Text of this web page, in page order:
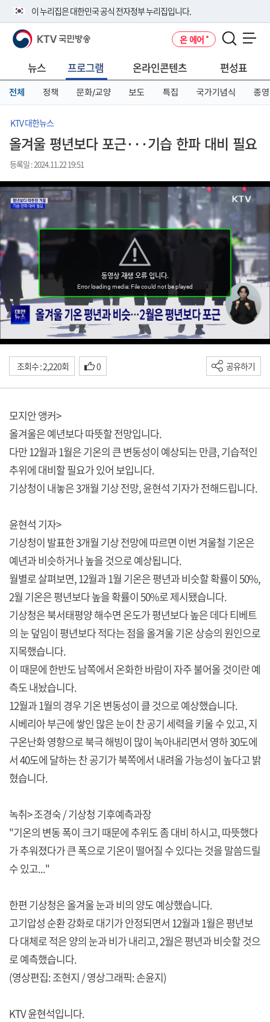
이 누리집은 대한민국 공식 전자정부 누리집입니다.
공식 누리집 주소 확인하기
니다.
이밖에 or.kr 또는 .kr등 다른 도메인 주소를 사용하고 있다면 아래 URL에
서 도메인 주소를 확인해 보세요
KTV 국민방송 온 에어
뉴스 프로그램 온라인콘텐츠 편성표
전체 정책 문화/교양 보도 특집 국가기념식 종영
KTV 대한뉴스
올겨울 평년보다 포근···기습 한파 대비 필요
등록일 : 2024.11.22 19:51
조회수 : 2,220회 0 공유하기
모지안 앵커>
올겨울은 예년보다 따뜻할 전망입니다.
다만 12월과 1월은 기온의 큰 변동성이 예상되는 만큼, 기습적인
추위에 대비할 필요가 있어 보입니다.
기상청이 내놓은 3개월 기상 전망, 윤현석 기자가 전해드립니다.
윤현석 기자>
기상청이 발표한 3개월 기상 전망에 따르면 이번 겨울철 기온은
예년과 비슷하거나 높을 것으로 예상됩니다.
월별로 살펴보면, 12월과 1월 기온은 평년과 비슷할 확률이 50%,
2월 기온은 평년보다 높을 확률이 50%로 제시됐습니다.
기상청은 북서태평양 해수면 온도가 평년보다 높은 데다 티베트
의 눈 덮임이 평년보다 적다는 점을 올겨울 기온 상승의 원인으로
지목했습니다.
이 때문에 한반도 남쪽에서 온화한 바람이 자주 불어올 것이란 예
측도 내놨습니다.
12월과 1월의 경우 기온 변동성이 클 것으로 예상했습니다.
시베리아 부근에 쌓인 많은 눈이 찬 공기 세력을 키울 수 있고, 지
구온난화 영향으로 북극 해빙이 많이 녹아내리면서 영하 30도에
서 40도에 달하는 찬 공기가 북쪽에서 내려올 가능성이 높다고 밝
혔습니다.
녹취> 조경숙 / 기상청 기후예측과장
"기온의 변동 폭이 크기 때문에 추위도 좀 대비 하시고, 따뜻했다
가 추워졌다가 큰 폭으로 기온이 떨어질 수 있다는 것을 말씀드릴
수 있고..."
한편 기상청은 올겨울 눈과 비의 양도 예상했습니다.
고기압성 순환 강화로 대기가 안정되면서 12월과 1월은 평년보
다 대체로 적은 양의 눈과 비가 내리고, 2월은 평년과 비슷할 것으
로 예측했습니다.
(영상편집: 조현지 / 영상그래픽: 손윤지)
KTV 윤현석입니다.